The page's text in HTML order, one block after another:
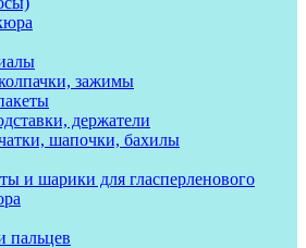
зажимы
держатели
шапочки, бахилы
и шарики для гласперленового
пальцев